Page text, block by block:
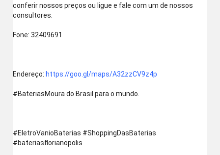
conferir nossos preços ou ligue e fale com um de nossos
consultores.
Fone: 32409691
Endereço: https://goo.gl/maps/A32zzCV9z4p
‪#‎BateriasMoura‬ do Brasil para o mundo.
‪#‎EletroVanioBaterias‬ ‪#‎ShoppingDasBaterias‬
‪#‎bateriasflorianopolis‬